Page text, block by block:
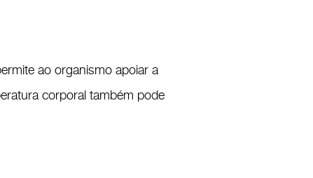
ao organismo apoiar a
corporal também pode